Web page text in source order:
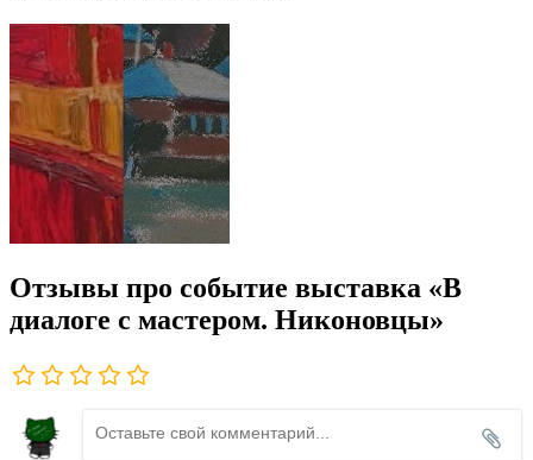
Отзывы про событие выставка «В
диалоге с мастером. Никоновцы»